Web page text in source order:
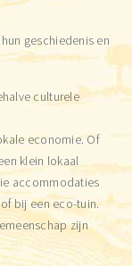
geschiedenis en
culturele
economie. Of
klein lokaal
accommodaties
bij een eco-tuin.
zijn